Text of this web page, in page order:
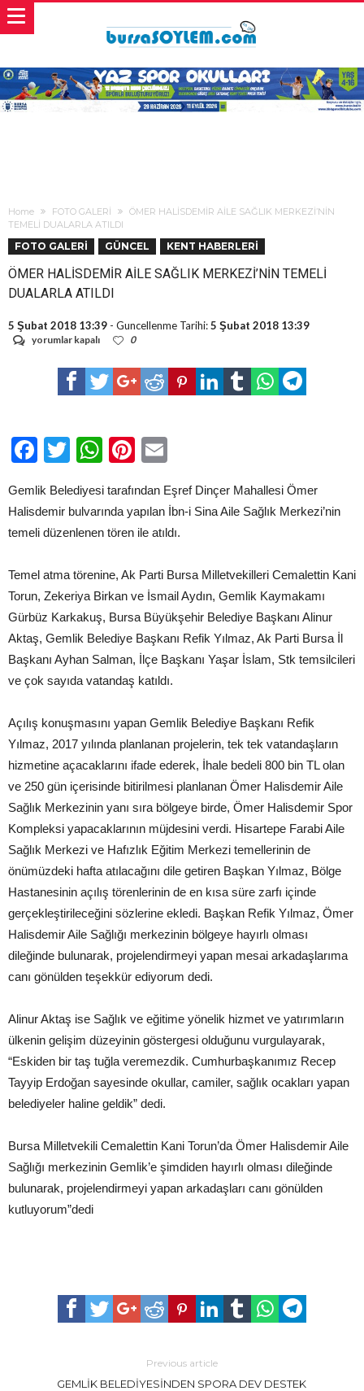
Home FOTO GALERİ
ÖMER HALİSDEMİR AİLE SAĞLIK MERKEZİ’NİN
TEMELİ DUALARLA ATILDI
FOTO GALERİ GÜNCEL KENT HABERLERİ
ÖMER HALİSDEMİR AİLE SAĞLIK MERKEZİ’NİN TEMELİ
DUALARLA ATILDI
5 Şubat 2018 13:39 - Guncellenme Tarihi:5 Şubat 2018 13:39
ÖMER
MERKEZİ’NİN
için
yorumlar kapalı 0
Facebook
TwitterWhatsApp
Pinterest
Gemlik Belediyesi tarafından Eşref Dinçer Mahallesi Ömer
Halisdemir bulvarında yapılan İbn-i Sina Aile Sağlık Merkezi’nin
temeli düzenlenen tören ile atıldı.
Temel atma törenine, Ak Parti Bursa Milletvekilleri Cemalettin Kani
Torun, Zekeriya Birkan ve İsmail Aydın, Gemlik Kaymakamı
Gürbüz Karkakuş, Bursa Büyükşehir Belediye Başkanı Alinur
Aktaş, Gemlik Belediye Başkanı Refik Yılmaz, Ak Parti Bursa İl
Başkanı Ayhan Salman, İlçe Başkanı Yaşar İslam, Stk temsilcileri
ve çok sayıda vatandaş katıldı.
Açılış konuşmasını yapan Gemlik Belediye Başkanı Refik
Yılmaz, 2017 yılında planlanan projelerin, tek tek vatandaşların
hizmetine açacaklarını ifade ederek, İhale bedeli 800 bin TL olan
ve 250 gün içerisinde bitirilmesi planlanan Ömer Halisdemir Aile
Sağlık Merkezinin yanı sıra bölgeye birde, Ömer Halisdemir Spor
Kompleksi yapacaklarının müjdesini verdi. Hisartepe Farabi Aile
Sağlık Merkezi ve Hafızlık Eğitim Merkezi temellerinin de
önümüzdeki hafta atılacağını dile getiren Başkan Yılmaz, Bölge
Hastanesinin açılış törenlerinin de en kısa süre zarfı içinde
gerçekleştirileceğini sözlerine ekledi. Başkan Refik Yılmaz, Ömer
Halisdemir Aile Sağlığı merkezinin bölgeye hayırlı olması
dileğinde bulunarak, projelendirmeyi yapan mesai arkadaşlarıma
canı gönülden teşekkür ediyorum dedi.
Alinur Aktaş ise Sağlık ve eğitime yönelik hizmet ve yatırımların
ülkenin gelişim düzeyinin göstergesi olduğunu vurgulayarak,
“Eskiden bir taş tuğla veremezdik. Cumhurbaşkanımız Recep
Tayyip Erdoğan sayesinde okullar, camiler, sağlık ocakları yapan
belediyeler haline geldik” dedi.
Bursa Milletvekili Cemalettin Kani Torun’da Ömer Halisdemir Aile
Sağlığı merkezinin Gemlik’e şimdiden hayırlı olması dileğinde
bulunarak, projelendirmeyi yapan arkadaşları canı gönülden
kutluyorum”dedi
Previous article
GEMLİK BELEDİYESİNDEN SPORA DEV DESTEK